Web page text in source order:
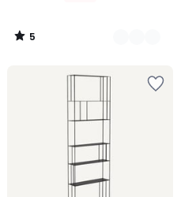
5
/